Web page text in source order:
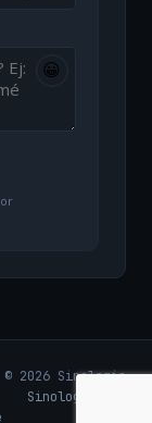
😀
2026 Sinologic
Sinologic.net